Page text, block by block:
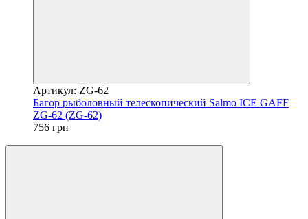
Артикул: ZG-62
Багор рыболовный телескопический Salmo ICE GAFF
ZG-62 (ZG-62)
756 грн